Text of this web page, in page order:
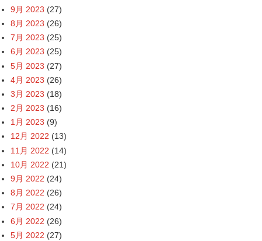
9月 2023 (27)
8月 2023 (26)
7月 2023 (25)
6月 2023 (25)
5月 2023 (27)
4月 2023 (26)
3月 2023 (18)
2月 2023 (16)
1月 2023 (9)
12月 2022 (13)
11月 2022 (14)
10月 2022 (21)
9月 2022 (24)
8月 2022 (26)
7月 2022 (24)
6月 2022 (26)
5月 2022 (27)